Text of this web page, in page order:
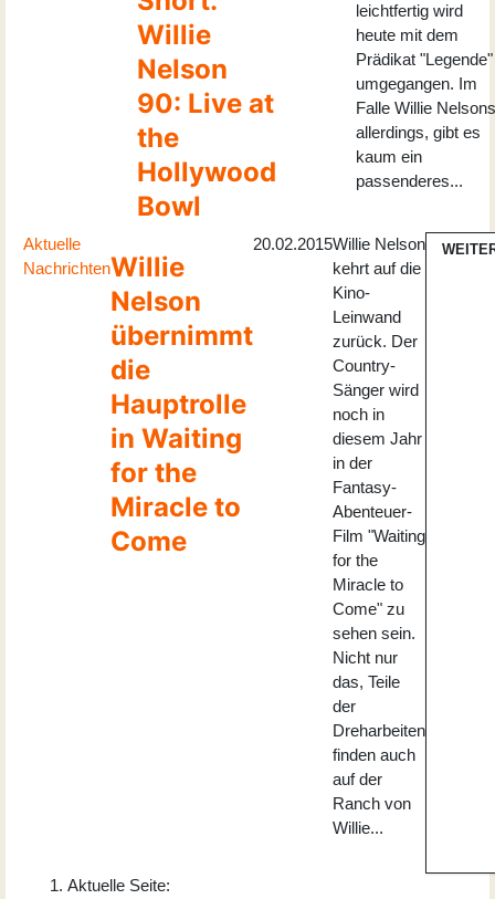
Willie
Nelson
90: Live at
the
Hollywood
Bowl
leichtfertig wird
heute mit dem
Prädikat "Legende"
umgegangen. Im
Falle Willie Nelsons
allerdings, gibt es
kaum ein
passenderes...
Aktuelle
NachrichtenWillie
Nelson
übernimmt
die
Hauptrolle
in Waiting
for the
Miracle to
Come
20.02.2015Willie Nelson
kehrt auf die
Kino-
Leinwand
zurück. Der
Country-
Sänger wird
noch in
diesem Jahr
in der
Fantasy-
Abenteuer-
Film "Waiting
for the
Miracle to
Come" zu
sehen sein.
Nicht nur
das, Teile
der
Dreharbeiten
finden auch
auf der
Ranch von
Willie...
Aktuelle Seite: